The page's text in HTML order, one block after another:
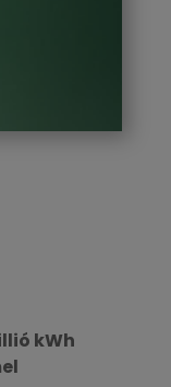
kWh